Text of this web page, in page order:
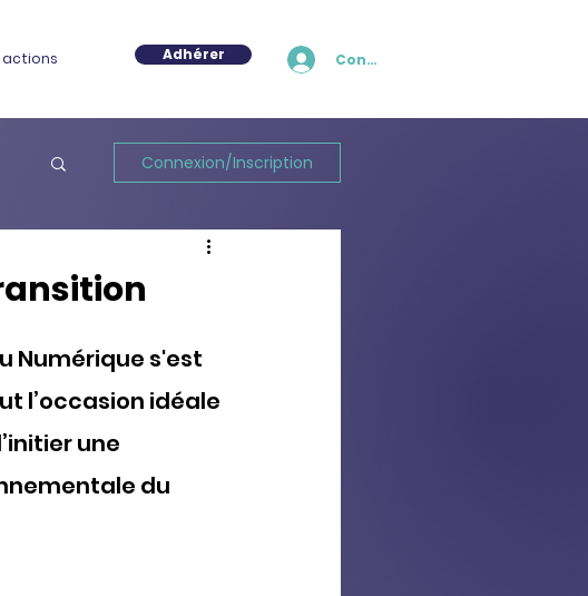
actions Adhérer Connexion
Connexion/Inscription
Numérique s'est
l’occasion idéale
une
du